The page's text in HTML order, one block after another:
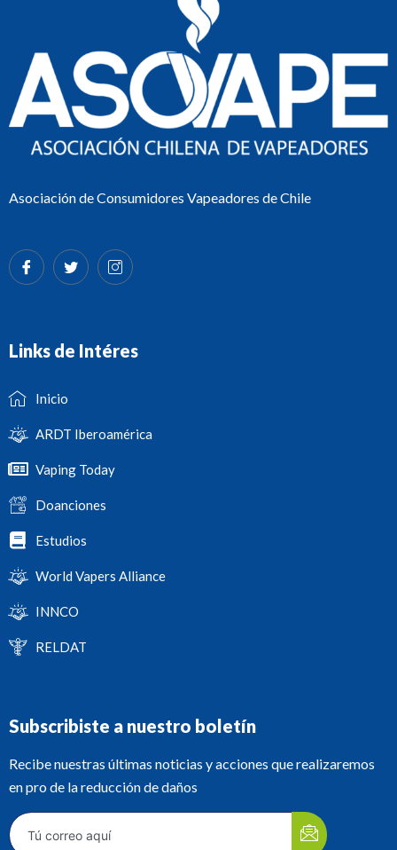
Asociación de Consumidores Vapeadores de Chile
Links de Intéres
Inicio
ARDT Iberoamérica
Vaping Today
Doanciones
Estudios
World Vapers Alliance
INNCO
RELDAT
Subscribiste a nuestro boletín
Recibe nuestras últimas noticias y acciones que realizaremos
en pro de la reducción de daños